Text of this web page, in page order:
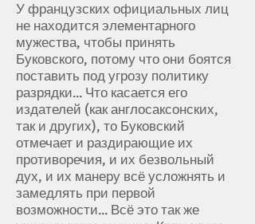
У французских официальных лиц
не находится элементарного
мужества, чтобы принять
Буковского, потому что они боятся
поставить под угрозу политику
разрядки... Что касается его
издателей (как англосаксонских,
так и других), то Буковский
отмечает и раздирающие их
противоречия, и их безвольный
дух, и их манеру всё усложнять и
замедлять при первой
возможности... Всё это так же